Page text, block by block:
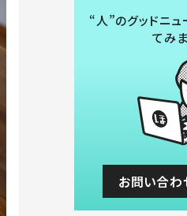
“人”のグッドニュ
てみ
お問い合